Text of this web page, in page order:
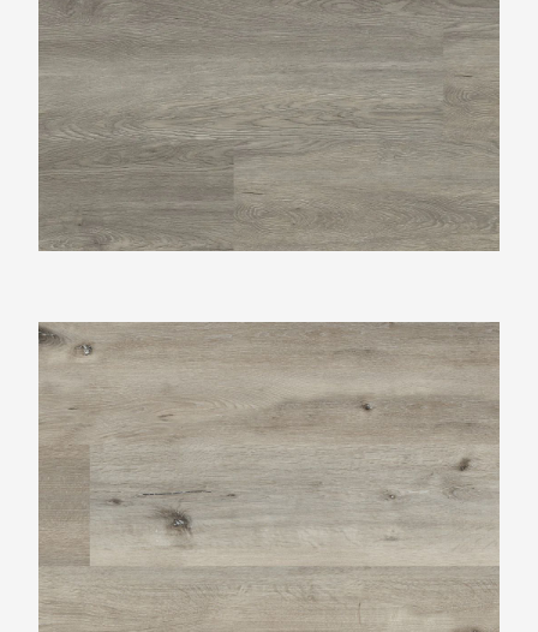
Ambiant Essenzo Smoky